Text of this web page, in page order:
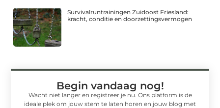
Survivalruntrainingen Zuidoost Friesland:
kracht, conditie en doorzettingsvermogen
Begin vandaag nog!
Wacht niet langer en registreer je nu. Ons platform is de
ideale plek om jouw stem te laten horen en jouw blog met